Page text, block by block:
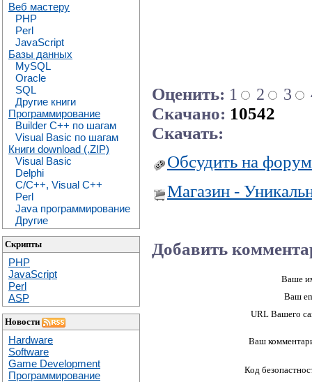
Веб мастеру
PHP
Perl
JavaScript
Базы данных
MySQL
Oracle
SQL
Другие книги
Программирование
Builder C++ по шагам
Visual Basic по шагам
Книги download (.ZIP)
Visual Basic
Delphi
C/C++, Visual C++
Perl
Java программирование
Другие
Скрипты
PHP
JavaScript
Perl
ASP
Новости
Hardware
Software
Game Development
Программирование
Оценить: 1 2 3
Скачано: 10542
Скачать:
Обсудить на
Магазин -
Добавить
Ваше
Ваш
URL Вашего
Ваш
Код